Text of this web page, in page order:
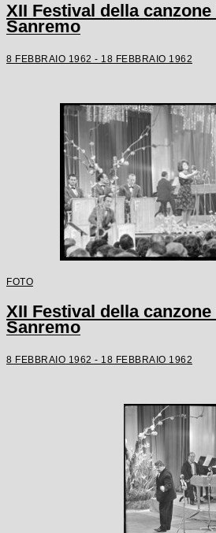
XII Festival della
Sanremo
8 FEBBRAIO 1962 - 18 FEBBRAIO 1962
FOTO
XII Festival della
Sanremo
8 FEBBRAIO 1962 - 18 FEBBRAIO 1962